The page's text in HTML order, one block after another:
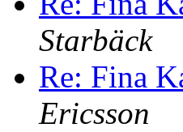
Starbäck
Re: Fina
Ericsson